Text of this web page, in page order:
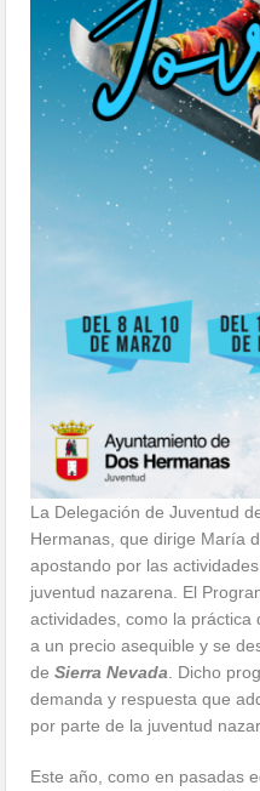
La Delegación de Juventud
Hermanas, que dirige María
apostando por las
juventud nazarena. El
actividades, como la
a un precio asequible y se
deSierra Nevada . Dicho
demanda y respuesta que
por parte de la juventud
Este año, como en pasadas